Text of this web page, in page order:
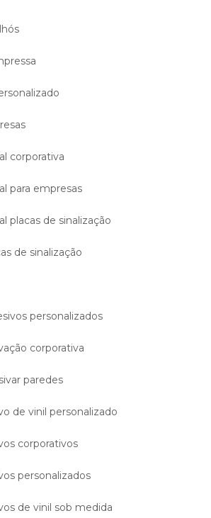
corporativa
para empresas
placas de sinalização
de sinalização
personalizados
corporativa
paredes
de vinil personalizado
corporativos
personalizados
de vinil sob medida